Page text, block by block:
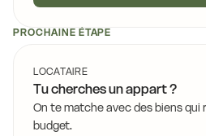
PROCHAINE ÉTAPE
LOCATAIRE
Tu cherches un appart ?
On te matche avec des biens
budget.